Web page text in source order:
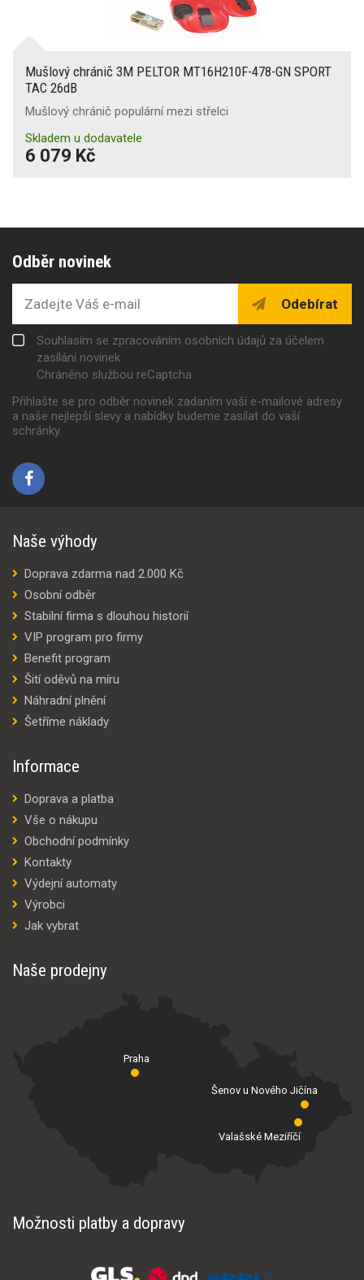
Mušlový chránič 3M PELTOR MT16H210F-478-GN SPORT
TAC 26dB
Mušlový chránič populární mezi střelci
Skladem u dodavatele
6 079 Kč
Odběr novinek
Odebírat
Souhlasím se zpracováním osobních údajů za účelem
zasílání novinek
Chráněno službou reCaptcha
Přihlašte se pro odběr novinek zadaním vaší e-mailové adresy
a naše nejlepší slevy a nabídky budeme zasílat do vaší
schránky.
Naše výhody
Doprava zdarma nad 2.000 Kč
Osobní odběr
Stabilní firma s dlouhou historií
VIP program pro firmy
Benefit program
Šití oděvů na míru
Náhradní plnění
Šetříme náklady
Informace
Doprava a platba
Vše o nákupu
Obchodní podmínky
Kontakty
Výdejní automaty
Výrobci
Jak vybrat
Naše prodejny
Praha
Valašské Meziříčí
Šenov u Nového Jičína
Možnosti platby a dopravy